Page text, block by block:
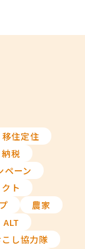
移住定住
税
ペーン
ト
農家
ALT
し協力隊